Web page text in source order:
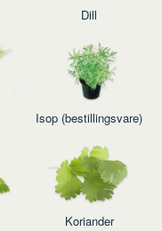
Dill
Isop (bestillingsvare)
Koriander